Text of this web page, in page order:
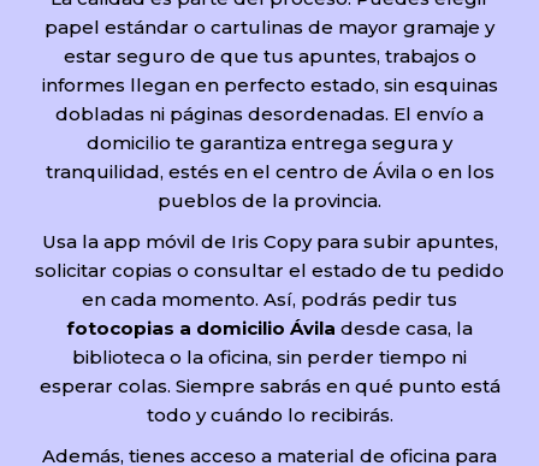
papel estándar o cartulinas de mayor gramaje y
estar seguro de que tus apuntes, trabajos o
informes llegan en perfecto estado, sin esquinas
dobladas ni páginas desordenadas. El envío a
domicilio te garantiza entrega segura y
tranquilidad, estés en el centro de Ávila o en los
pueblos de la provincia.
Usa la app móvil de Iris Copy para subir apuntes,
solicitar copias o consultar el estado de tu pedido
en cada momento. Así, podrás pedir tus
fotocopias a domicilio Ávila desde casa, la
biblioteca o la oficina, sin perder tiempo ni
esperar colas. Siempre sabrás en qué punto está
todo y cuándo lo recibirás.
Además, tienes acceso a material de oficina para